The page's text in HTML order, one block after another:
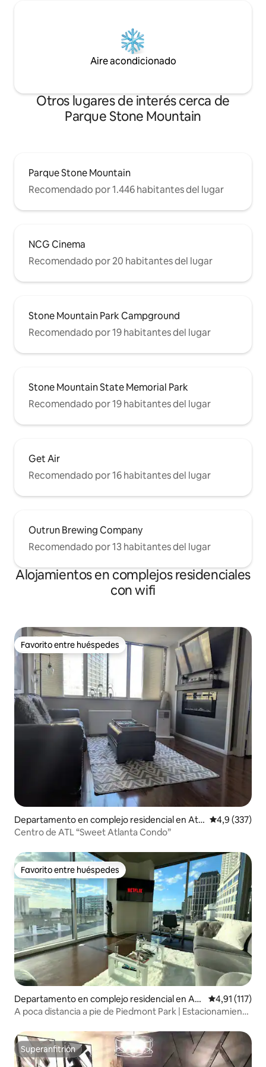
Aire acondicionado
Otros lugares de interés cerca de
Parque Stone Mountain
Parque Stone Mountain
Recomendado por 1.446 habitantes del lugar
NCG Cinema
Recomendado por 20 habitantes del lugar
Stone Mountain Park Campground
Recomendado por 19 habitantes del lugar
Stone Mountain State Memorial Park
Recomendado por 19 habitantes del lugar
Get Air
Recomendado por 16 habitantes del lugar
Outrun Brewing Company
Recomendado por 13 habitantes del lugar
Alojamientos en complejos residenciales
con wifi
Favorito entre huéspedes
Favorito entre huéspedes
Departamento en complejo residencial en Atla
nta
Calificación
4,9 (337)
Centro de ATL “Sweet Atlanta Condo”
Favorito entre huéspedes
Favorito entre huéspedes
Departamento en complejo residencial en Atl
anta
Calificación
4,91 (117)
A poca distancia a pie de Piedmont Park | Estacionamiento
Superanfitrión
Superanfitrión